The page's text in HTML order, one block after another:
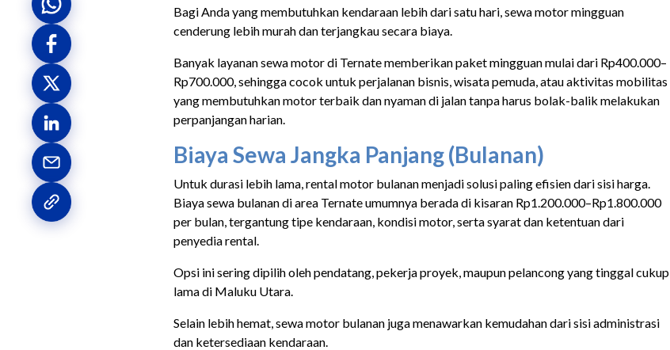
Bagi Anda yang membutuhkan kendaraan lebih dari satu hari, sewa motor mingguan
cenderung lebih murah dan terjangkau secara biaya.
Banyak layanan sewa motor di Ternate memberikan paket mingguan mulai dari Rp400.000–
Rp700.000, sehingga cocok untuk perjalanan bisnis, wisata pemuda, atau aktivitas mobilitas
yang membutuhkan motor terbaik dan nyaman di jalan tanpa harus bolak-balik melakukan
perpanjangan harian.
Biaya Sewa Jangka Panjang (Bulanan)
Untuk durasi lebih lama, rental motor bulanan menjadi solusi paling efisien dari sisi harga.
Biaya sewa bulanan di area Ternate umumnya berada di kisaran Rp1.200.000–Rp1.800.000
per bulan, tergantung tipe kendaraan, kondisi motor, serta syarat dan ketentuan dari
penyedia rental.
Opsi ini sering dipilih oleh pendatang, pekerja proyek, maupun pelancong yang tinggal cukup
lama di Maluku Utara.
Selain lebih hemat, sewa motor bulanan juga menawarkan kemudahan dari sisi administrasi
dan ketersediaan kendaraan.